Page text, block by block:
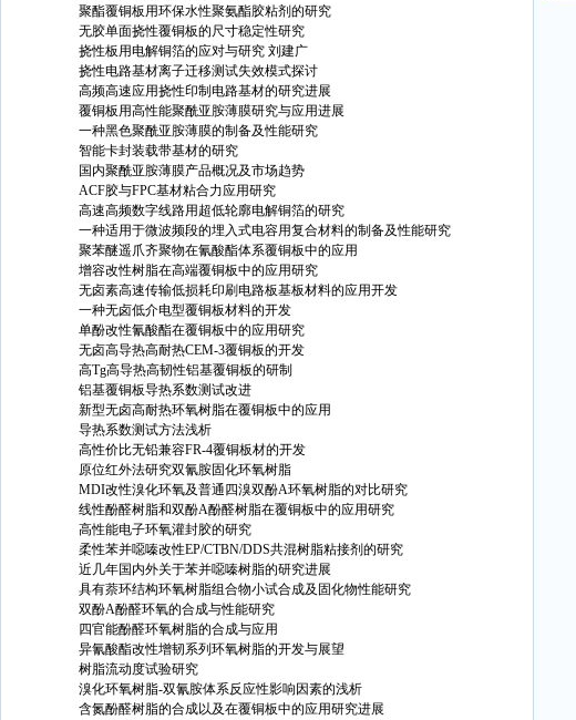
聚酯覆铜板用环保水性聚氨酯胶粘剂的研究
无胶单面挠性覆铜板的尺寸稳定性研究
挠性板用电解铜箔的应对与研究 刘建广
挠性电路基材离子迁移测试失效模式探讨
高频高速应用挠性印制电路基材的研究进展
覆铜板用高性能聚酰亚胺薄膜研究与应用进展
一种黑色聚酰亚胺薄膜的制备及性能研究
智能卡封装载带基材的研究
国内聚酰亚胺薄膜产品概况及市场趋势
ACF胶与FPC基材粘合力应用研究
高速高频数字线路用超低轮廓电解铜箔的研究
一种适用于微波频段的埋入式电容用复合材料的制备及性能研究
聚苯醚遥爪齐聚物在氰酸酯体系覆铜板中的应用
增容改性树脂在高端覆铜板中的应用研究
无卤素高速传输低损耗印刷电路板基板材料的应用开发
一种无卤低介电型覆铜板材料的开发
单酚改性氰酸酯在覆铜板中的应用研究
无卤高导热高耐热CEM-3覆铜板的开发
高Tg高导热高韧性铝基覆铜板的研制
铝基覆铜板导热系数测试改进
新型无卤高耐热环氧树脂在覆铜板中的应用
导热系数测试方法浅析
高性价比无铅兼容FR-4覆铜板材的开发
原位红外法研究双氰胺固化环氧树脂
MDI改性溴化环氧及普通四溴双酚A环氧树脂的对比研究
线性酚醛树脂和双酚A酚醛树脂在覆铜板中的应用研究
高性能电子环氧灌封胶的研究
柔性苯并噁嗪改性EP/CTBN/DDS共混树脂粘接剂的研究
近几年国内外关于苯并噁嗪树脂的研究进展
具有萘环结构环氧树脂组合物小试合成及固化物性能研究
双酚A酚醛环氧的合成与性能研究
四官能酚醛环氧树脂的合成与应用
异氰酸酯改性增韧系列环氧树脂的开发与展望
树脂流动度试验研究
溴化环氧树脂-双氰胺体系反应性影响因素的浅析
含氮酚醛树脂的合成以及在覆铜板中的应用研究进展